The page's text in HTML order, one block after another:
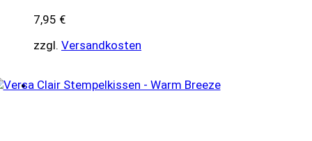
7,95 €
zzgl. Versandkosten